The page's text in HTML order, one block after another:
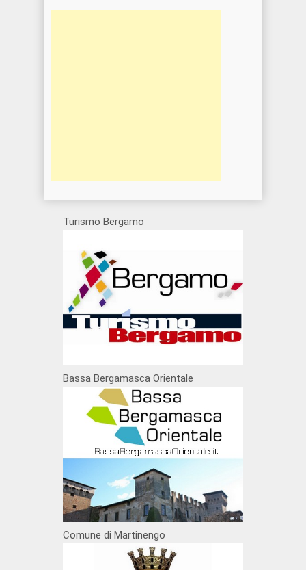
Turismo Bergamo
Bassa Bergamasca Orientale
Comune di Martinengo